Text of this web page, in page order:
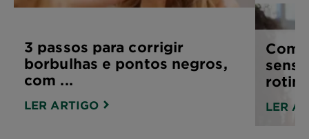
3 passos para corrigir
borbulhas e pontos negros,
com ...
LER ARTIGO LER